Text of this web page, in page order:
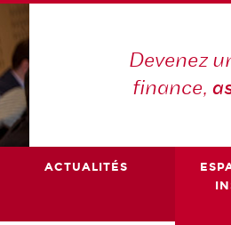
Devenez
finance,
ACTUALITÉS